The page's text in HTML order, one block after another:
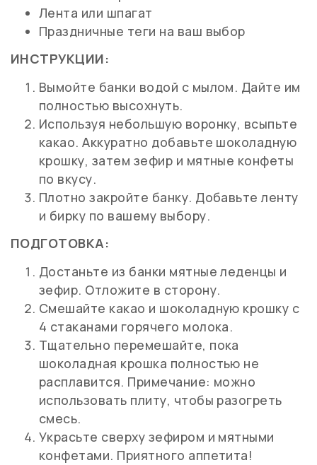
Лента или шпагат
Праздничные теги на ваш выбор
ИНСТРУКЦИИ:
Вымойте банки водой с мылом. Дайте им
полностью высохнуть.
Используя небольшую воронку, всыпьте
какао. Аккуратно добавьте шоколадную
крошку, затем зефир и мятные конфеты
по вкусу.
Плотно закройте банку. Добавьте ленту
и бирку по вашему выбору.
ПОДГОТОВКА:
Достаньте из банки мятные леденцы и
зефир. Отложите в сторону.
Смешайте какао и шоколадную крошку с
4 стаканами горячего молока.
Тщательно перемешайте, пока
шоколадная крошка полностью не
расплавится. Примечание: можно
использовать плиту, чтобы разогреть
смесь.
Украсьте сверху зефиром и мятными
конфетами. Приятного аппетита!